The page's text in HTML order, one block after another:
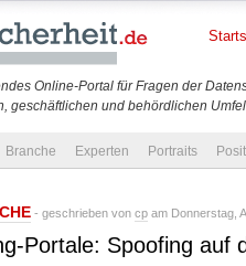
Online-Portal für Fragen der
geschäftlichen und behördlichen
Branche Experten Portraits
- geschrieben von cp am Donnerstag,
Portale: Spoofing auf